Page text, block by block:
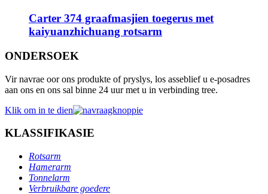
Carter 374 graafmasjien toegerus met
kaiyuanzhichuang rotsarm
ONDERSOEK
Vir navrae oor ons produkte of pryslys, los asseblief u e-posadres
aan ons en ons sal binne 24 uur met u in verbinding tree.
Klik om in te dien
KLASSIFIKASIE
Rotsarm
Hamerarm
Tonnelarm
Verbruikbare goedere